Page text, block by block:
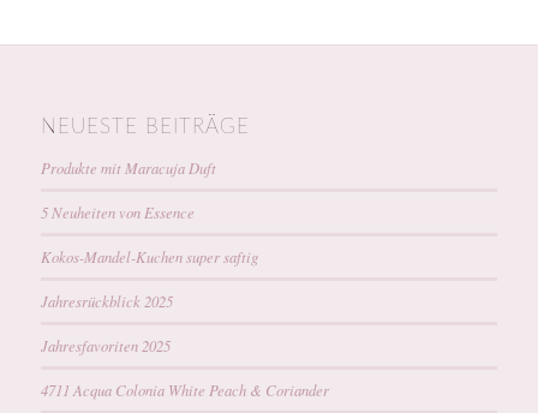
NEUESTE BEITRÄGE
Produkte mit Maracuja Duft
5 Neuheiten von Essence
Kokos-Mandel-Kuchen super saftig
Jahresrückblick 2025
Jahresfavoriten 2025
4711 Acqua Colonia White Peach & Coriander